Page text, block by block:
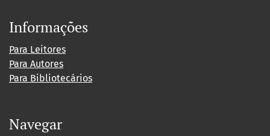
Informações
Para Leitores
Para Autores
Para Bibliotecários
Navegar